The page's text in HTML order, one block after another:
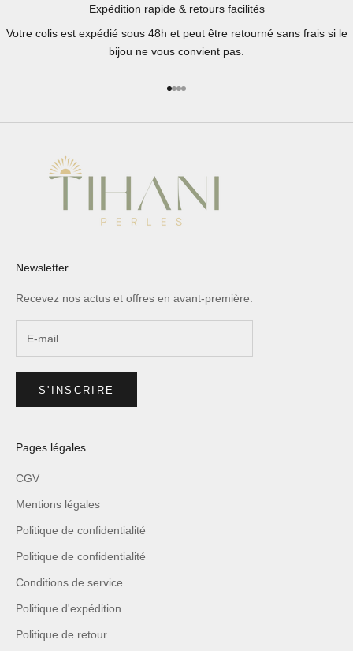
Expédition rapide & retours facilités
Votre colis est expédié sous 48h et peut être retourné sans frais si le
bijou ne vous convient pas.
Aller à l'élément 1
Aller à l'élément 2
Aller à l'élément 3
Aller à l'élément 4
Newsletter
Recevez nos actus et offres en avant-première.
S'INSCRIRE
Pages légales
CGV
Mentions légales
Politique de confidentialité
Politique de confidentialité
Conditions de service
Politique d'expédition
Politique de retour